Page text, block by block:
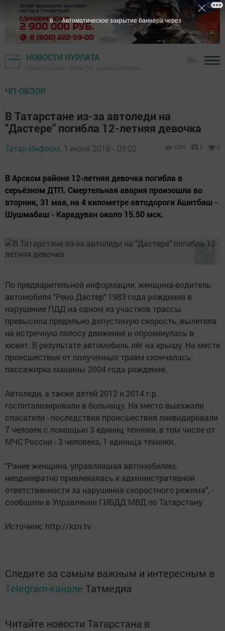
НОВОСТИ НУРЛАТА
ЧП-ОБЗОР
В Татарстане из-за автоледи на
"Дастере" погибла 12-летняя девочка
Татар-Информ, 1 июня 2016 - 09:02 1205 0 0
В Арском районе 12-летняя девочка погибла в
серьёзном ДТП. Смертельная авария произошла во
вторник, 31 мая, на 4 километре автодороги Ашитбаш -
Шушмабаш - Карадуван около 15.50 мск.
По предварительной информации, женщина-водитель
автомобиля "Рено Дастер" 1983 года рождения в
нарушение ПДД на одном из участков трассы
превысила предельно допустимую скорость, вылетела
на встречную полосу движения и опрокинулась в
кювет. В результате автомобиль лёг на крышу. На месте
происшествия от полученных травм скончалась
пассажирка машины 2004 года рождения.
Автоледи, а также детей 2012 и 2014 г.р.
госпитализировали в больницу. На место выезжали
спасатели - последствия происшествия ликвидировали
7 человек с помощью 3 единиц техники, в том числе от
МЧС России - 3 человека, 1 единица техники.
"Ранее женщина, управлявшая автомобилем,
неоднократно привлекалась к административной
ответственности за нарушения скоростного режима", -
сообщили в Управлении ГИБДД МВД по Татарстану.
Источник: http://kzn.tv
Следите за самым важным и интересным в
Telegram-канале Татмедиа
Читайте новости Татарстана в
5 Автоматическое закрытие баннера через